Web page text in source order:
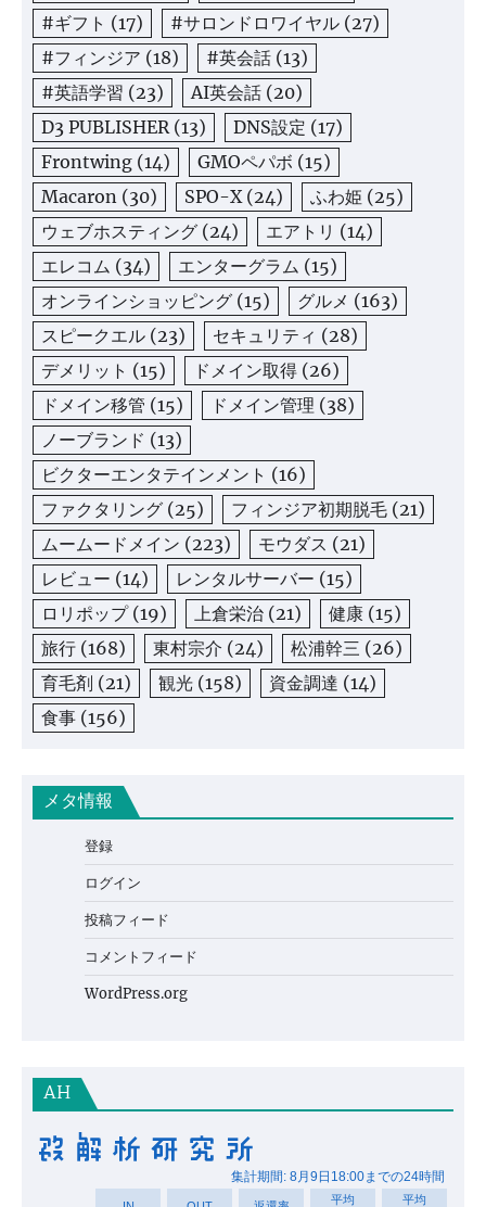
#ギフト (17) #サロンドロワイヤル (27)
#フィンジア (18) #英会話 (13)
#英語学習 (23) AI英会話 (20)
D3 PUBLISHER (13) DNS設定 (17)
Frontwing (14) GMOペパボ (15)
Macaron (30) SPO-X (24) ふわ姫 (25)
ウェブホスティング (24) エアトリ (14)
エレコム (34) エンターグラム (15)
オンラインショッピング (15) グルメ (163)
スピークエル (23) セキュリティ (28)
デメリット (15) ドメイン取得 (26)
ドメイン移管 (15) ドメイン管理 (38)
ノーブランド (13)
ビクターエンタテインメント (16)
ファクタリング (25) フィンジア初期脱毛 (21)
ムームードメイン (223) モウダス (21)
レビュー (14) レンタルサーバー (15)
ロリポップ(19) 上倉栄治 (21) 健康 (15)
旅行 (168) 東村宗介 (24) 松浦幹三 (26)
育毛剤 (21) 観光 (158) 資金調達 (14)
食事 (156)
メタ情報
登録
ログイン
投稿フィード
コメントフィード
WordPress.org
AH